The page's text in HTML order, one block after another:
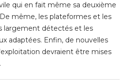
qui en fait même sa deuxième
même, les plateformes et les
largement détectés et les
adaptées. Enfin, de nouvelles
devraient être mises